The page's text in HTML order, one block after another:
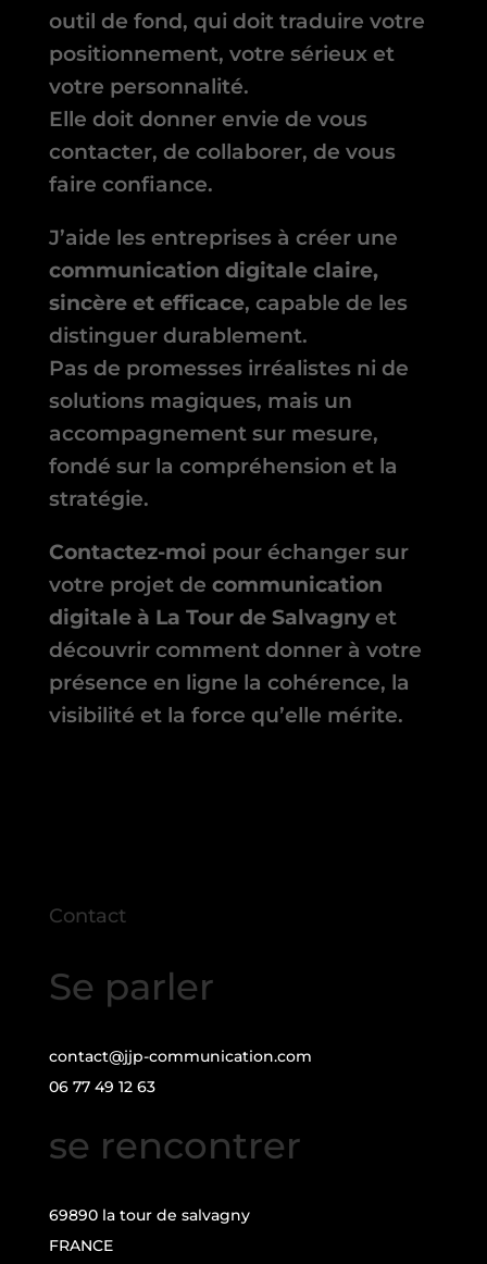
outil de fond, qui doit traduire votre
positionnement, votre sérieux et
votre personnalité.
Elle doit donner envie de vous
contacter, de collaborer, de vous
faire confiance.
J’aide les entreprises à créer une
communication digitale claire,
sincère et efficace, capable de les
distinguer durablement.
Pas de promesses irréalistes ni de
solutions magiques, mais un
accompagnement sur mesure,
fondé sur la compréhension et la
stratégie.
Contactez-moi pour échanger sur
votre projet de communication
digitale à La Tour de Salvagnyet
découvrir comment donner à votre
présence en ligne la cohérence, la
visibilité et la force qu’elle mérite.
Contact
Se parler
contact@jjp-communication.com
06 77 49 12 63
se rencontrer
69890 la tour de salvagny
FRANCE